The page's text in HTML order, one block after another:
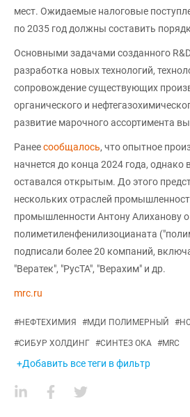
мест. Ожидаемые налоговые
по 2035 год должны составить
Основными задачами созданного
разработка новых технологий,
сопровождение существующих
органического и
развитие марочного ассортимента
Ранеесообщалось, что опытное
начнется до конца 2024 года,
оставался открытым. До этого
нескольких отраслей
промышленности Антону Алиханову о
полиметиленфенилизоцианата
подписали более 20 компаний,
"Вератек", "РусТА", "Верахим" и др.
mrc.ru
#НЕФТЕХИМИЯ #МДИ ПОЛИМЕРНЫЙ #
#СИБУР ХОЛДИНГ #СИНТЕЗ ОКА #MRC
+Добавить все теги в фильтр